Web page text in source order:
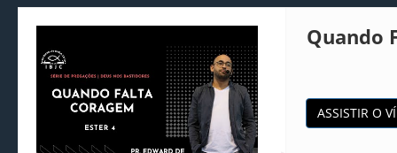
Quando
ASSISTIR O